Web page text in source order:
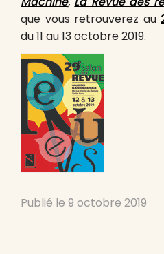
que vous retrouverez au
du 11 au 13 octobre 2019.
Publié le 9 octobre 2019